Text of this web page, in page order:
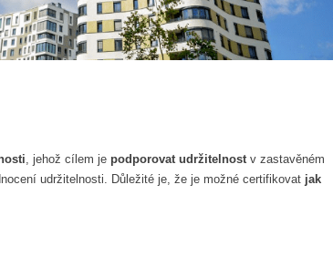
, jehož cílem je podporovat udržitelnostv zastavěném
udržitelnosti. Důležité je, že je možné certifikovat jak